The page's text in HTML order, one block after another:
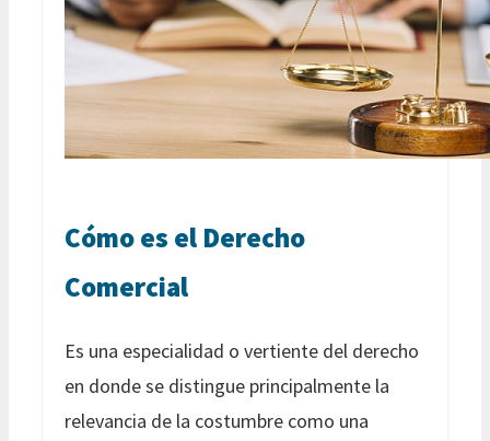
Cómo es el Derecho
Comercial
Es una especialidad o vertiente del derecho
en donde se distingue principalmente la
relevancia de la costumbre como una